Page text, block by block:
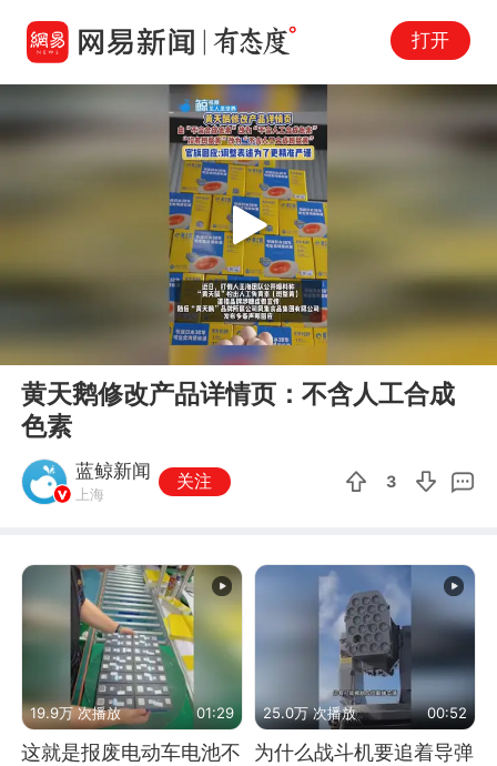
打开
00:00
Play
黄天鹅修改产品详情页：不含人工合成
色素
蓝鲸新闻
上海
关注 3
19.9万 次播放 01:29
这就是报废电动车电池不
25.0万 次播放 00:52
为什么战斗机要追着导弹